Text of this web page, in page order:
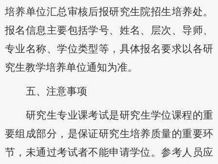
培养单位汇总审核后报研究生院招生培养处。
报名信息主要包括学号、姓名、层次、导师、
专业名称、学位类型等，具体报名要求以各研
究生教学培养单位通知为准。
五、注意事项
研究生专业课考试是研究生学位课程的重
要组成部分，是保证研究生培养质量的重要环
节，未通过考试者不能申请学位。参考人员应